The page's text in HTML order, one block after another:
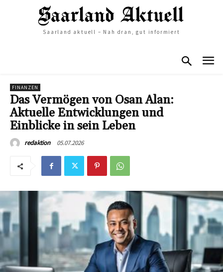
Saarland aktuell – Nah dran, gut informiert
FINANZEN
Das Vermögen von Osan Alan:
Aktuelle Entwicklungen und
Einblicke in sein Leben
redaktion 05.07.2026